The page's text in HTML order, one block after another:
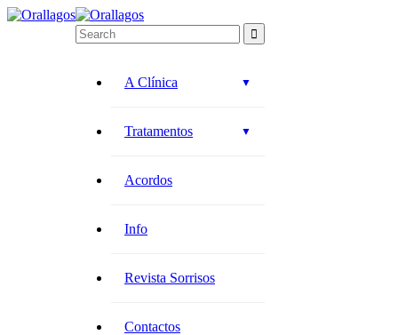
A Clínica
Tratamentos
Acordos
Info
Revista Sorrisos
Contactos